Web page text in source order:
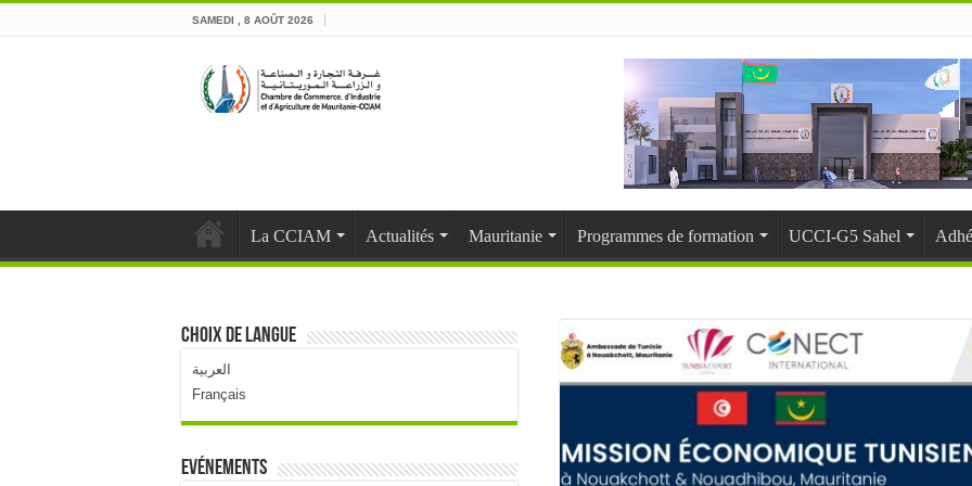
SAMEDI , 8 AOÛT 2026
La CCIAM Actualités Mauritanie Programmes de formation UCCI-G5 Sahel
Choix de langue
العربية
Français
Evénements